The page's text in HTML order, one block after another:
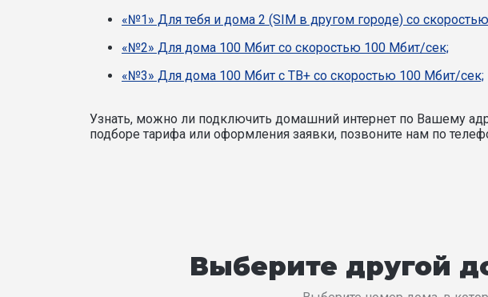
«№1» Для тебя и дома 2 (SIM в другом городе) со
«№2» Для дома 100 Мбит со скоростью 100 Мбит/сек;
«№3» Для дома 100 Мбит с ТВ+ со скоростью 100 Мбит/сек;
Узнать, можно ли подключить домашний интернет по Вашему
подборе тарифа или оформления заявки, позвоните нам по
Выберите другой